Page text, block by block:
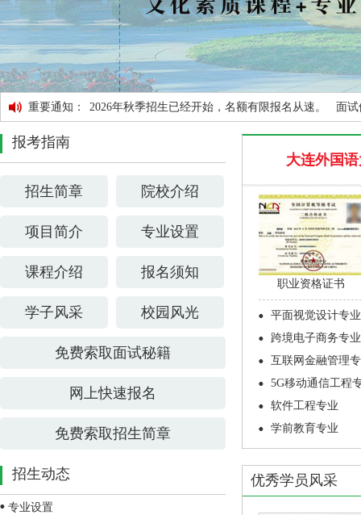
重要通知： 2026年秋季招生已经开始，名额有限报名从速。 面
报考指南
招生简章 院校介绍
项目简介 专业设置
课程介绍 报名须知
学子风采 校园风光
免费索取面试秘籍
网上快速报名
免费索取招生简章
招生动态
专业设置
大连外国
职业资格证书
平面视觉设计专业
跨境电子商务专业
互联网金融管理
5G移动通信工程
软件工程专业
学前教育专业
优秀学员风采